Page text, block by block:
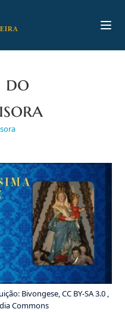
do
Bivongese, CC BY-SA 3.0 ,
Commons